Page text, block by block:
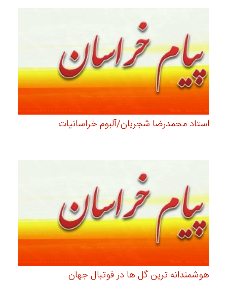
استاد محمدرضا شجریان/آلبوم خراسانیات
هوشمندانه ترین گل ها در فوتبال جهان